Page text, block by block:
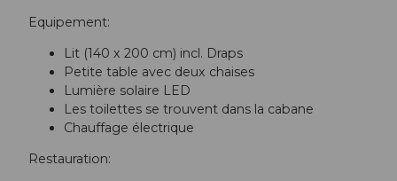
Equipement:
Lit (140 x 200 cm) incl. Draps
Petite table avec deux chaises
Lumière solaire LED
Les toilettes se trouvent dans la cabane
Chauffage électrique
Restauration: